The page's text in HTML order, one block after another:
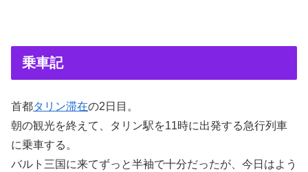
乗車記
首都タリン滞在の2日目。
朝の観光を終えて、タリン駅を11時に出発する急行列車
に乗車する。
バルト三国に来てずっと半袖で十分だったが、今日はよう